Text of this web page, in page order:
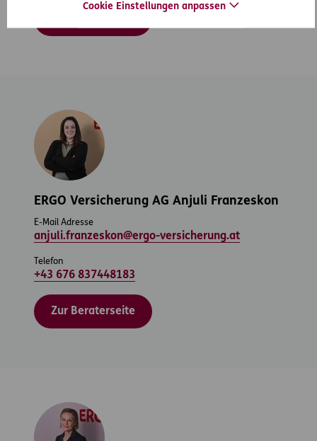
Cookie Einstellungen anpassen
ERGO Versicherung AG Anjuli Franzeskon
E-Mail Adresse
anjuli.franzeskon@ergo-versicherung.at
Telefon
+43 676 837448183
Zur Beraterseite